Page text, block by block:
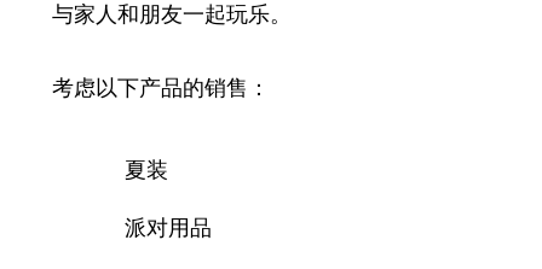
与家人和朋友一起玩乐。
考虑以下产品的销售：
夏装
派对用品